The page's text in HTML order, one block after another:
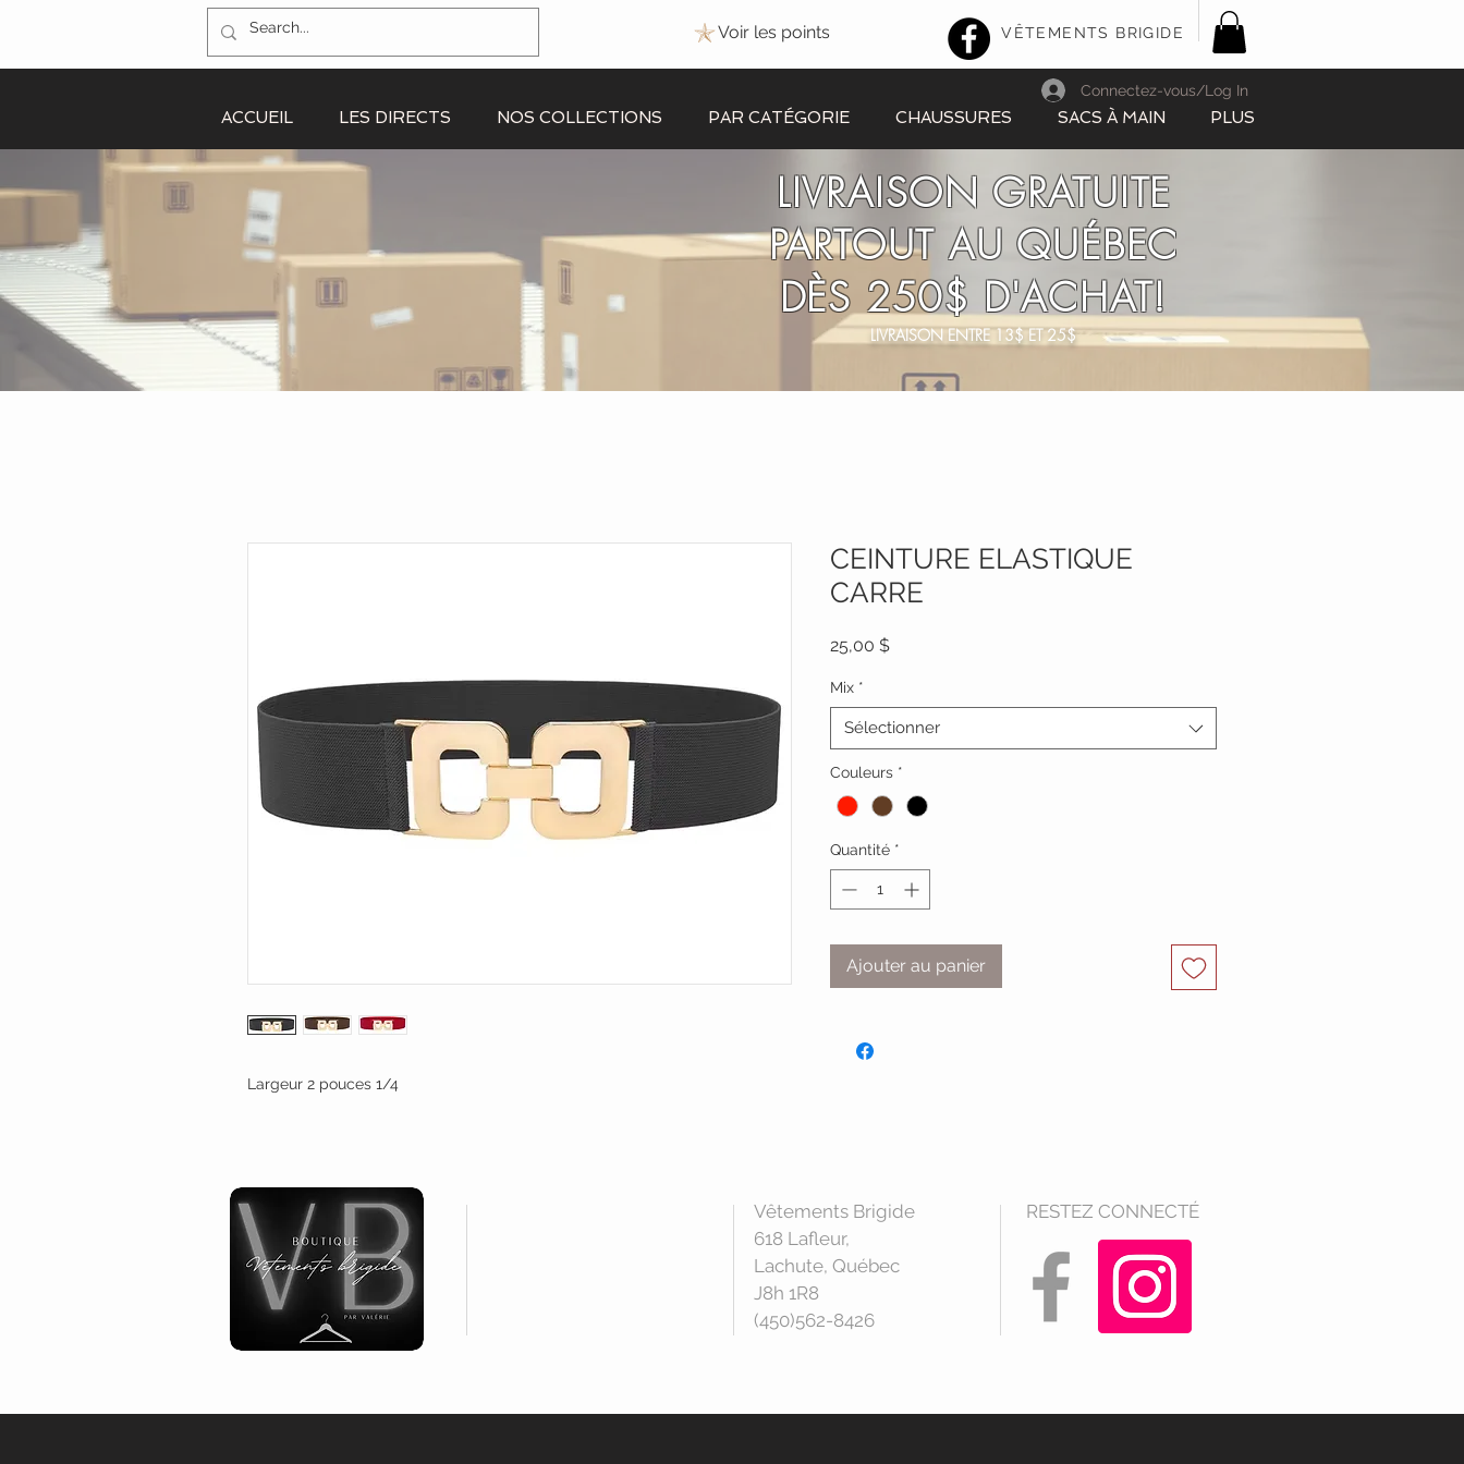
Voir les points VÊTEMENTS BRIGIDE
ACCUEIL LES DIRECTS NOS COLLECTIONS PAR CATÉGORIE CHAUSSURES SACS À MAIN PLUS
Connectez-vous/Log In
LIVRAISON GRATUITE
PARTOUT AU QUÉBEC
DÈS 250$ D'ACHAT!
LIVRAISON ENTRE 13$ ET 25$
Largeur 2 pouces 1/4
CEINTURE ELASTIQUE
CARRE
25,00 $Prix
Mix *
Sélectionner
Couleurs *
Quantité *
Ajouter au panier
Vêtements Brigide
618 Lafleur,
Lachute, Québec
J8h 1R8
(450)562-8426
RESTEZ CONNECTÉ